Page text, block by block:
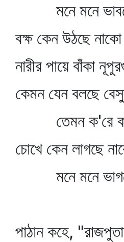
মনে মনে
বক্ষ কেন উঠছে
নারীর পায়ে বাঁকা
কেমন যেন বলছে
তেমন ক'রে
চোখে কেন লাগছে
মনে মনে
পাঠান কহে,